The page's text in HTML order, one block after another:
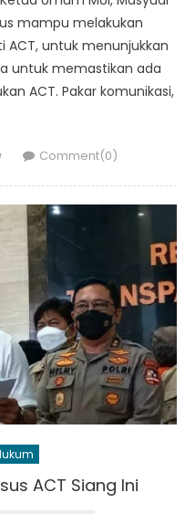
mampu melakukan
untuk menunjukkan
untuk memastikan ada
ACT. Pakar komunikasi,
Comment(0)
ACT Siang Ini